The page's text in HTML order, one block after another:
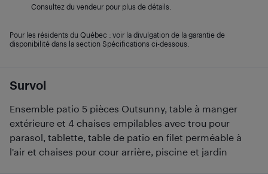
Survol
Ensemble patio 5 pièces Outsunny, table à manger
extérieure et 4 chaises empilables avec trou pour
parasol, tablette, table de patio en filet perméable à
l'air et chaises pour cour arrière, piscine et jardin
Consultez du vendeur pour plus de détails.
Pour les résidents du Québec : voir la divulgation de la garantie de
disponibilité dans la section Spécifications ci-dessous.